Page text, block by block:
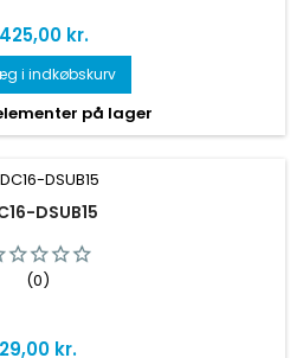
kr.
i indkøbskurv
på lager
DSUB15
(0)
Pris
29,00 kr.